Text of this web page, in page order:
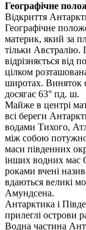
Географічне
Відкриття
Географічне
материк, який за
тільки
відрізняється
цілком
широтах. Виняток
досягає 63° пд. ш.
Майже в центрі
всі береги
водами Тихого,
між собою
маси південних
інших водних мас
роками вчені
вдаються великі
Амундсена.
Антарктика і
прилеглі острови
Водна частина